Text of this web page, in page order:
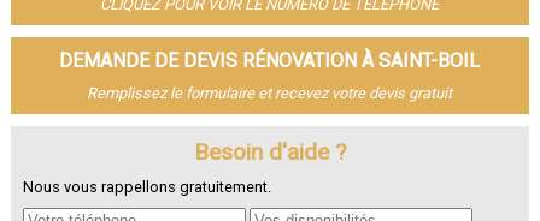
CLIQUEZ POUR VOIR LE NUMÉRO DE TÉLÉPHONE
DEMANDE DE DEVIS RÉNOVATION À SAINT-BOIL
Remplissez le formulaire et recevez votre devis gratuit
Besoin d'aide ?
Nous vous rappellons gratuitement.